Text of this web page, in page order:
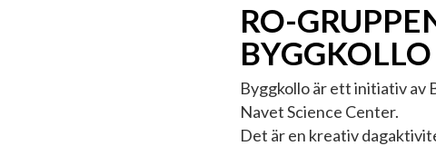
RO-
Byggkollo är ett initiativ av
Navet Science Center.
Det är en kreativ